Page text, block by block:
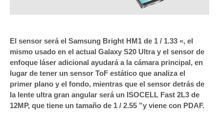
El sensor será el Samsung Bright HM1 de 1 / 1.33 «, el
mismo usado en el actual Galaxy S20 Ultra y el sensor de
enfoque láser adicional ayudará a la cámara principal, en
lugar de tener un sensor ToF estático que analiza el
primer plano y el fondo, mientras que el sensor detrás de
la lente ultra gran angular será un ISOCELL Fast 2L3 de
12MP, que tiene un tamaño de 1 / 2.55 ”y viene con PDAF.